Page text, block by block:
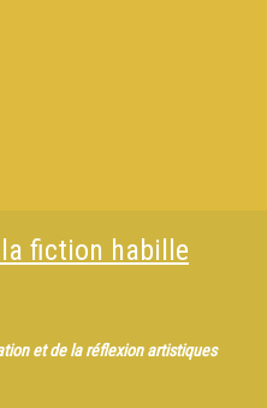
la fiction habille
et de la réflexion artistiques